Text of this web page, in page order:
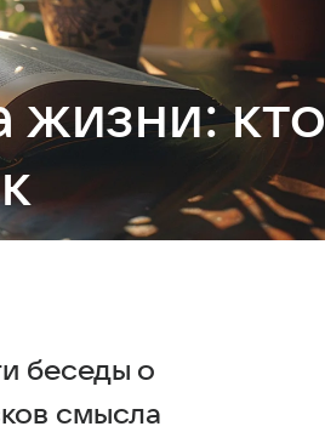
жизни: кто
беседы о
смысла